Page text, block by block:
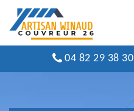
04 82 29 38 30